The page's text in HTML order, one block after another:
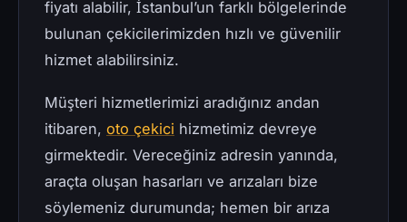
fiyatı alabilir, İstanbul’un farklı bölgelerinde
bulunan çekicilerimizden hızlı ve güvenilir
hizmet alabilirsiniz.
Müşteri hizmetlerimizi aradığınız andan
itibaren, oto çekici hizmetimiz devreye
girmektedir. Vereceğiniz adresin yanında,
araçta oluşan hasarları ve arızaları bize
söylemeniz durumunda; hemen bir arıza